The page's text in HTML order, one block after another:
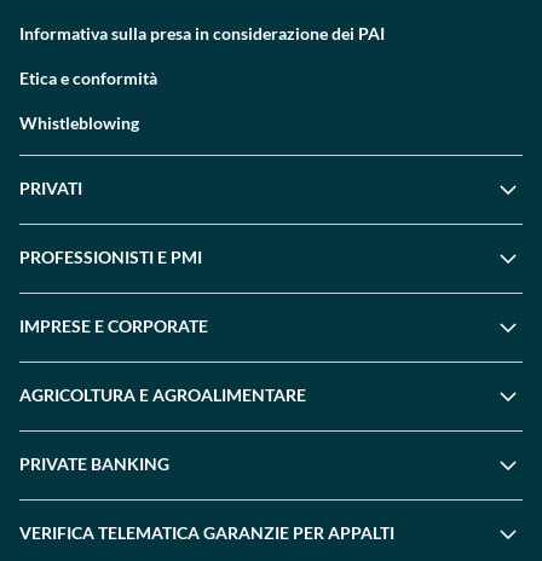
Informativa sulla presa in considerazione dei PAI
Etica e conformità
Whistleblowing
PRIVATI
PROFESSIONISTI E PMI
IMPRESE E CORPORATE
AGRICOLTURA E AGROALIMENTARE
PRIVATE BANKING
VERIFICA TELEMATICA GARANZIE PER APPALTI